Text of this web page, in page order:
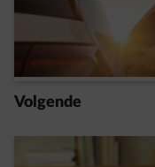
als je thuis
Volgende